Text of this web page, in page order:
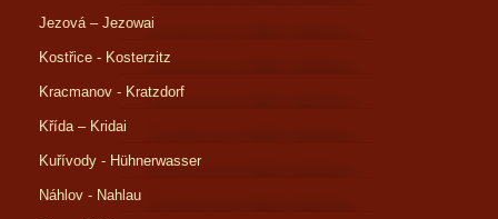
Jezová – Jezowai
Kostřice - Kosterzitz
Kracmanov - Kratzdorf
Křída – Kridai
Kuřívody - Hühnerwasser
Náhlov - Nahlau